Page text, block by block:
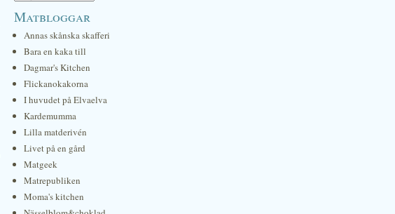
Matbloggar
Annas skånska skafferi
Bara en kaka till
Dagmar's Kitchen
Flickanokakorna
I huvudet på Elvaelva
Kardemumma
Lilla matderivén
Livet på en gård
Matgeek
Matrepubliken
Moma's kitchen